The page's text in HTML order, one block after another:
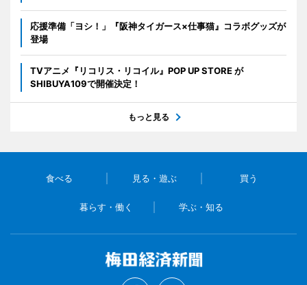
応援準備「ヨシ！」『阪神タイガース×仕事猫』コラボグッズが
登場
TVアニメ『リコリス・リコイル』POP UP STORE が
SHIBUYA109で開催決定！
もっと見る
食べる 見る・遊ぶ 買う
暮らす・働く 学ぶ・知る